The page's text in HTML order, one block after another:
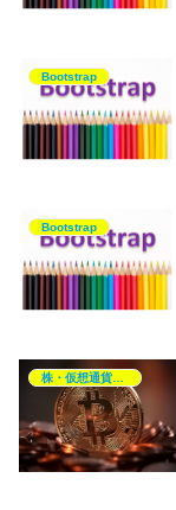
Bootstrap
Bootstrap